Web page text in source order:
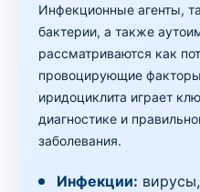
Инфекционные агенты,
бактерии, а также
рассматриваются как
провоцирующие
иридоциклита играет
диагностике и
заболевания.
Инфекции: